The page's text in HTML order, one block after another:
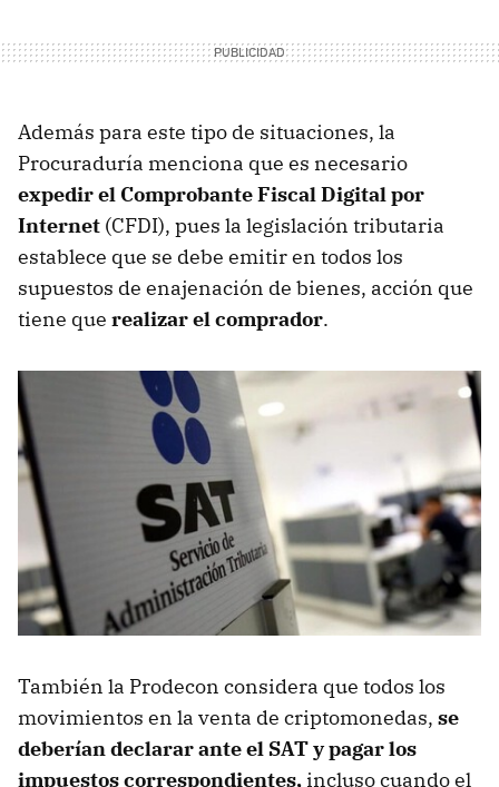
Además para este tipo de situaciones, la
Procuraduría menciona que es necesario
expedir el Comprobante Fiscal Digital por
Internet (CFDI), pues la legislación tributaria
establece que se debe emitir en todos los
supuestos de enajenación de bienes, acción que
tiene que realizar el comprador.
También la Prodecon considera que todos los
movimientos en la venta de criptomonedas, se
deberían declarar ante el SAT y pagar los
impuestos correspondientes, incluso cuando el